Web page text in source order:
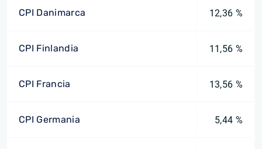
CPI Danimarca 12,36 %
CPI Finlandia 11,56 %
CPI Francia 13,56 %
CPI Germania 5,44 %